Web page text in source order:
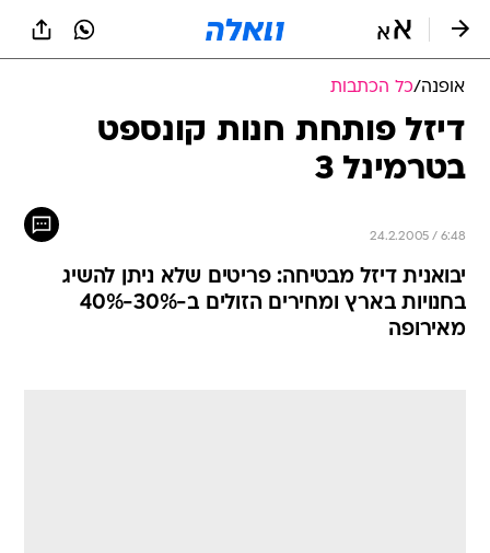
אופנה/כל הכתבות
דיזל פותחת חנות קונספט
בטרמינל 3
24.2.2005 / 6:48
יבואנית דיזל מבטיחה: פריטים שלא ניתן להשיג
בחנויות בארץ ומחירים הזולים ב-30%-40%
מאירופה